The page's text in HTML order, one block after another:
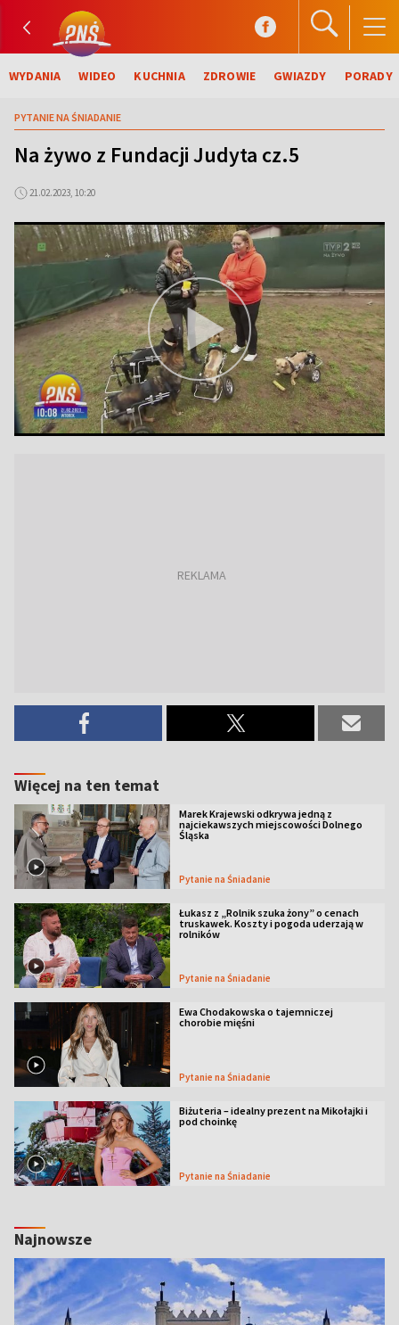
WYDANIA WIDEO KUCHNIA ZDROWIE GWIAZDY PORADY
PYTANIE NA ŚNIADANIE
Na żywo z Fundacji Judyta cz.5
21.02.2023, 10:20
Więcej na ten temat
Marek Krajewski odkrywa jedną z
najciekawszych miejscowości Dolnego
Śląska
Pytanie na Śniadanie
Łukasz z „Rolnik szuka żony” o cenach
truskawek. Koszty i pogoda uderzają w
rolników
Pytanie na Śniadanie
Ewa Chodakowska o tajemniczej
chorobie mięśni
Pytanie na Śniadanie
Biżuteria – idealny prezent na Mikołajki i
pod choinkę
Pytanie na Śniadanie
Najnowsze